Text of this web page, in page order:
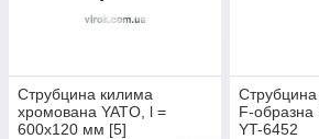
Струбцина килима
хромована YATO, l =
600х120 мм [5]
Струбцина
F-
YT-6452